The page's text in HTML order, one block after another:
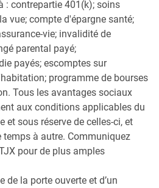
: contrepartie 401(k); soins
vue; compte d'épargne santé;
vie; invalidité de
parental payé;
payés; escomptes sur
programme de bourses
Tous les avantages sociaux
aux conditions applicables du
et sous réserve de celles-ci, et
temps à autre. Communiquez
pour de plus amples
de la porte ouverte et d’un